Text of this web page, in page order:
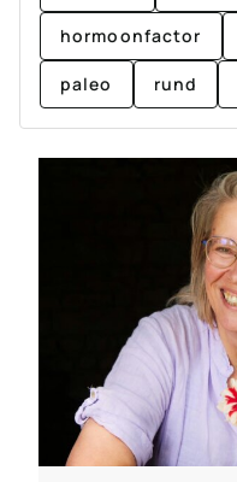
hormoonfactor
paleo rund